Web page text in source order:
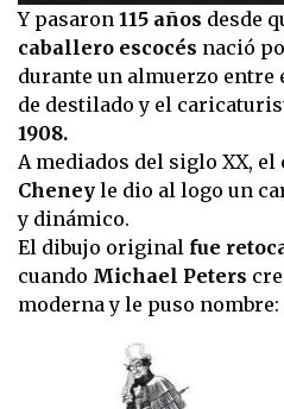
0
seconds
of
21
seconds
Y pasaron 115 años desde
caballero escocés nació
durante un almuerzo entre
de destilado y el
1908.
A mediados del siglo XX,
Cheney le dio al logo un
y dinámico.
El dibujo original fue
cuando Michael Peters
moderna y le puso nombre: